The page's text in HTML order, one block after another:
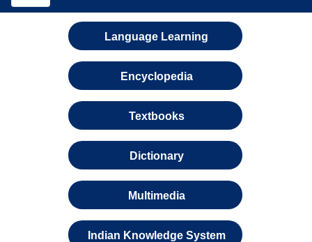
Language Learning
Encyclopedia
Textbooks
Dictionary
Multimedia
Indian Knowledge System